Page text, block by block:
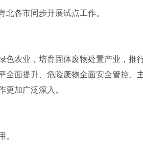
各市同步开展试点工作。
农业，培育固体废物处置产业，推
面提升、危险废物全面安全管控、
更加广泛深入。
。